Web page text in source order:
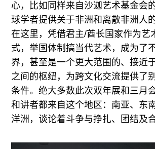
心，比如同样来自沙迦艺术基金会
球学者提供关于非洲和离散非洲人
在这里，凭借君主/酋长国家作为艺
式，举国体制搞当代艺术，成为了
界，甚至是一个更大范围的、接近
之间的枢纽，为跨文化交流提供了
条件。绝大多数此次双年展和三月
和讲者都来自这个地区：南亚、东
洋洲，谈论着斗争与挣扎、团结及合